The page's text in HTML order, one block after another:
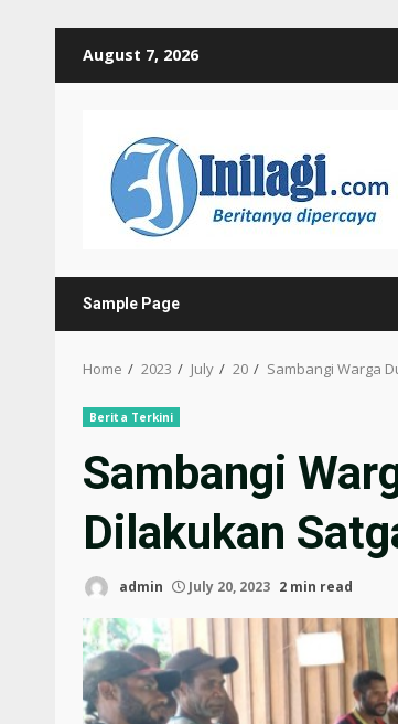
August 7, 2026
Sample Page
Home 2023 July 20 Sambangi Warga
Berita Terkini
Sambangi
Dilakukan
admin July 20, 2023 2 min read